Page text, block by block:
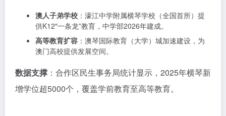
澳人子弟学校 ：濠江中学附属横琴学校（全国首所）提
供K12″一条龙”教育，中学部2026年建成。
高等教育扩容 ：澳琴国际教育（大学）城加速建设，为
澳门高校提供发展空间。
数据支撑 ：合作区民生事务局统计显示，2025年横琴新
增学位超5000个，覆盖学前教育至高等教育。